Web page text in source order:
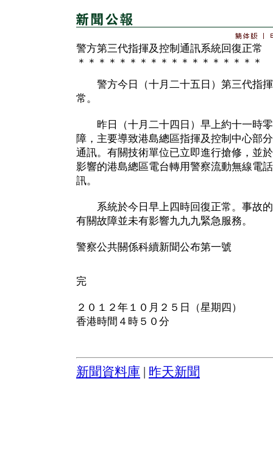
警方第三代指揮及控制通訊系統回復正常
＊＊＊＊＊＊＊＊＊＊＊＊＊＊＊＊＊＊
警方今日（十月二十五日）第三代指揮
常。
昨日（十月二十四日）早上約十一時零
障，主要導致港島總區指揮及控制中心部
通訊。有關技術單位已立即進行搶修，並
影響的港島總區電台轉用警察流動無線電
訊。
系統於今日早上四時回復正常。事故的
有關故障並未有影響九九九緊急服務。
警察公共關係科續新聞公布第一號
完
２０１２年１０月２５日（星期四）
香港時間４時５０分
新聞資料庫 昨天新聞